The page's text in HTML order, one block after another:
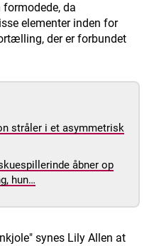
da
elementer inden for
der er forbundet
stråler i et asymmetrisk
åbner op
hun…
synes Lily Allen at